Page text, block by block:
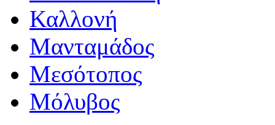
Καλλονή
Μανταμάδος
Μεσότοπος
Μόλυβος